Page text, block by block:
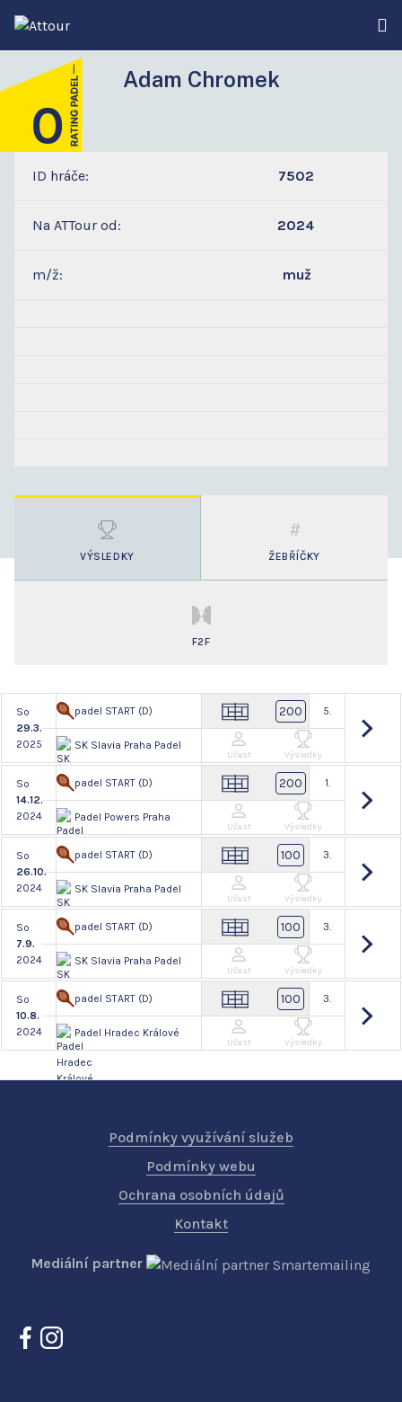
Adam Chromek
0
ID hráče: 7502
Na ATTour od: 2024
m/ž: muž
VÝSLEDKY ŽEBŘÍČKY
F2F
So
29.3.
2025
padel START (D)
SK Slavia Praha Padel
200 5.
Účast Výsledky
So
14.12.
2024
padel START (D)
Padel Powers Praha
200 1.
Účast Výsledky
So
26.10.
2024
padel START (D)
SK Slavia Praha Padel
100 3.
Účast Výsledky
So
7.9.
2024
padel START (D)
SK Slavia Praha Padel
100 3.
Účast Výsledky
So
10.8.
2024
padel START (D)
Padel Hradec Králové
100 3.
Účast Výsledky
Podmínky využívání služeb
Podmínky webu
Ochrana osobních údajů
Kontakt
Mediální partner